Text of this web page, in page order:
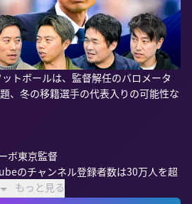
トボールは、監督解任のバロメータ
、冬の移籍選手の代表入りの可能性な
ボ東京監督
のチャンネル登録者数は30万人を超
もっと見る